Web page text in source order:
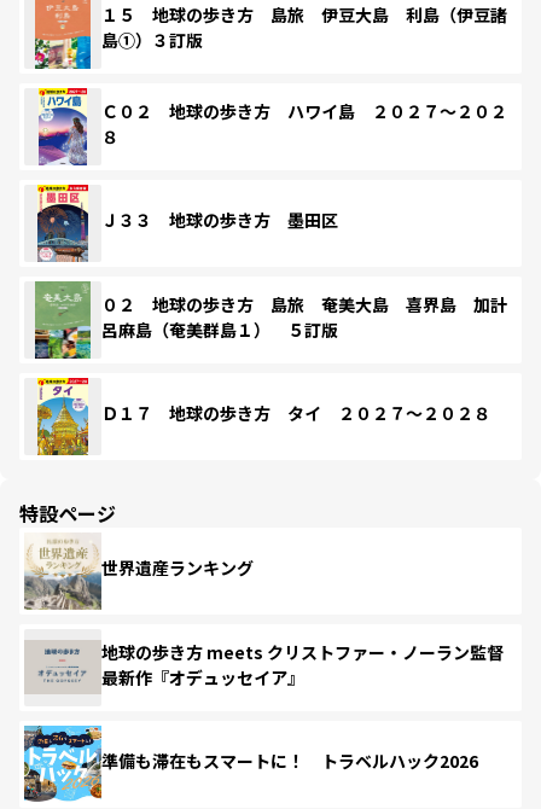
１５ 地球の歩き方 島旅 伊豆大島 利島（伊豆諸
島①）３訂版
Ｃ０２ 地球の歩き方 ハワイ島 ２０２７～２０２
８
Ｊ３３ 地球の歩き方 墨田区
０２ 地球の歩き方 島旅 奄美大島 喜界島 加計
呂麻島（奄美群島１） ５訂版
Ｄ１７ 地球の歩き方 タイ ２０２７～２０２８
特設ページ
世界遺産ランキング
地球の歩き方 meets クリストファー・ノーラン監督
最新作『オデュッセイア』
準備も滞在もスマートに！ トラベルハック2026